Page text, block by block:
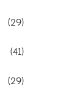
(29)
(41)
(29)